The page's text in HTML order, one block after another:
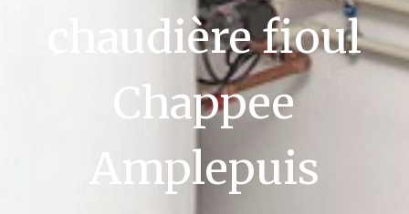
chaudière fioul
Chappee
Amplepuis